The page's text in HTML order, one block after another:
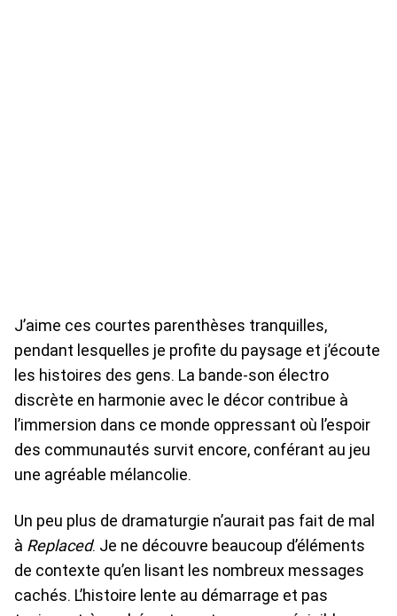
J’aime ces courtes parenthèses tranquilles,
pendant lesquelles je profite du paysage et j’écoute
les histoires des gens. La bande-son électro
discrète en harmonie avec le décor contribue à
l’immersion dans ce monde oppressant où l’espoir
des communautés survit encore, conférant au jeu
une agréable mélancolie.
Un peu plus de dramaturgie n’aurait pas fait de mal
à Replaced. Je ne découvre beaucoup d’éléments
de contexte qu’en lisant les nombreux messages
cachés. L’histoire lente au démarrage et pas